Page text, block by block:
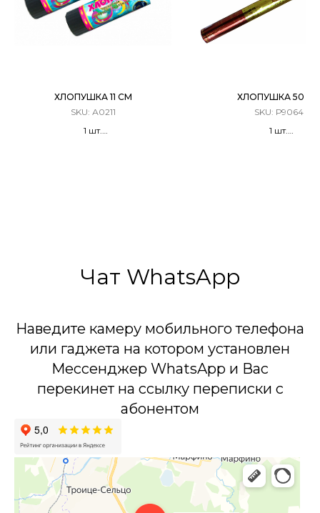
ХЛОПУШКА 11 СМ
SKU: А0211
1 шт.
ХЛОПУШКА 50 СМ
SKU: Р9064
1 шт.
Чат WhatsApp
Наведите камеру мобильного телефона
или гаджета на котором установлен
Мессенджер WhatsApp и Вас
перекинет на ссылку переписки с
абонентом